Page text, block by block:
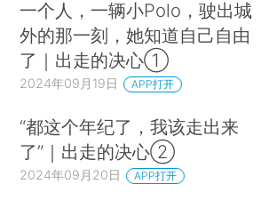
一个人，一辆小Polo，驶出城
外的那一刻，她知道自己自由
了｜出走的决心①
2024年09月19日 APP打开
“都这个年纪了，我该走出来
了”｜出走的决心②
2024年09月20日 APP打开